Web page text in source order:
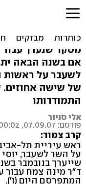
סקר: שריד
צמוד בתל-
מסקר שנערך עבור
אם בשנה הבאה
לשעבר על ראשות
של שישה אחוזים.
התמודדותו
אלי סניור
פורסם: 07.09.07, 00:02
קרב צמוד:
על השר לשעבר,
שייערך בנובמבר
ד"ר מינה צמח עבור
המתפרסם היום (ו').